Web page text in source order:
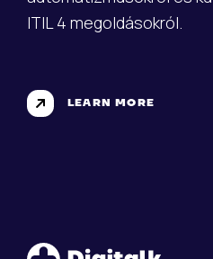
ITIL 4 megoldásokról.
LEARN MORE